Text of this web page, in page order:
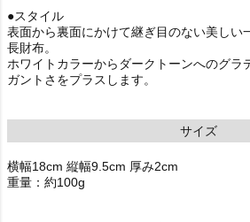
●スタイル
表面から裏面にかけて継ぎ目のない美しい
長財布。
ホワイトカラーからダークトーンへのグラ
ガントさをプラスします。
サイズ
横幅18cm 縦幅9.5cm 厚み2cm
重量：約100g